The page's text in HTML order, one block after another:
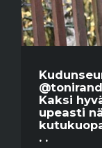
Kaksi
upeasti
. .